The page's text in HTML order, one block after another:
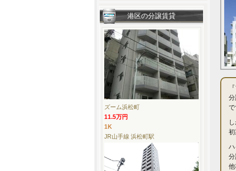
で
港区の分譲賃貸
ズーム浜松町
11.5万円
1K
JR山手線 浜松町駅